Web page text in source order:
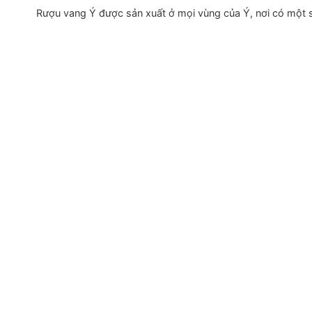
Rượu vang Ý được sản xuất ở mọi vùng của Ý, nơi có một